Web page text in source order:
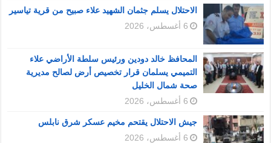
الاحتلال يسلم جثمان الشهيد علاء صبيح من قرية تياسير
6 أغسطس، 2026
المحافظ خالد دودين ورئيس سلطة الأراضي علاء
التميمي يسلمان قرار تخصيص أرض لصالح مديرية
صحة شمال الخليل
6 أغسطس، 2026
جيش الاحتلال يقتحم مخيم عسكر شرق نابلس
6 أغسطس، 2026